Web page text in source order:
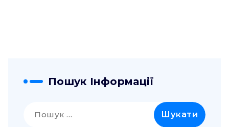
Пошук Інформації